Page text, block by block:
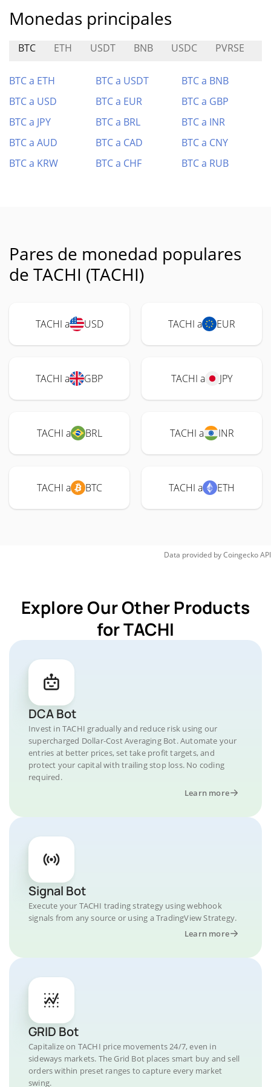
Monedas principales
BTC ETH USDT BNB USDC PVRSE
BTC a ETH BTC a USDT
BTC a BNB
BTC a USD
BTC a EUR
BTC a GBP
BTC a JPY
BTC a BRL
BTC a INR
BTC a AUD
BTC a CAD
BTC a CNY
BTC a KRW
BTC a CHF BTC a RUB
Pares de monedad populares
de TACHI (TACHI)
TACHI a USD TACHI a EUR
TACHI a GBP TACHI a JPY
TACHI a BRL TACHI a INR
TACHI a BTC TACHI a ETH
Data provided byCoingeckoAPI
Explore Our Other Products
for TACHI
DCA Bot
Invest in TACHI gradually and reduce risk using our
supercharged Dollar-Cost Averaging Bot. Automate your
entries at better prices, set take profit targets, and
protect your capital with trailing stop loss. No coding
required.
Learn more
Signal Bot
Execute your TACHI trading strategy using webhook
signals from any source or using a TradingView Strategy.
Learn more
GRID Bot
Capitalize on TACHI price movements 24/7, even in
sideways markets. The Grid Bot places smart buy and sell
orders within preset ranges to capture every market
swing.